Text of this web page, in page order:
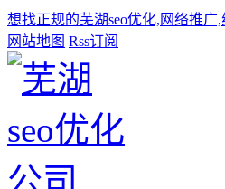
想找正规的芜湖seo优化,网络推
网站地图 Rss订阅